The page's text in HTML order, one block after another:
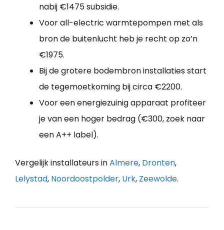
nabij €1475 subsidie.
Voor all-electric warmtepompen met als
bron de buitenlucht heb je recht op zo’n
€1975.
Bij de grotere bodembron installaties start
de tegemoetkoming bij circa €2200.
Voor een energiezuinig apparaat profiteer
je van een hoger bedrag (€300, zoek naar
een A++ label).
Vergelijk installateurs inAlmere, Dronten,
Lelystad, Noordoostpolder, Urk, Zeewolde.